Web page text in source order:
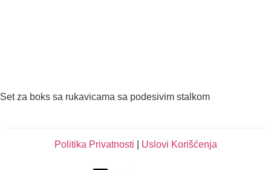
Set za boks sa rukavicama sa podesivim stalkom
Politika Privatnosti Uslovi Korišćenja